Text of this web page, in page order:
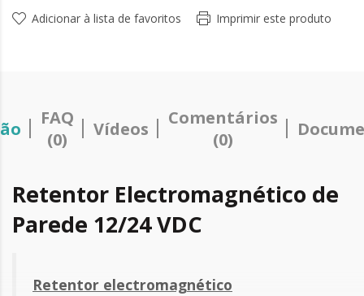
Adicionar à lista de favoritos Imprimir este produto
FAQ
(0)
Vídeos
Comentários
(0)
Retentor Electromagnético de
Parede 12/24 VDC
Retentor electromagnético